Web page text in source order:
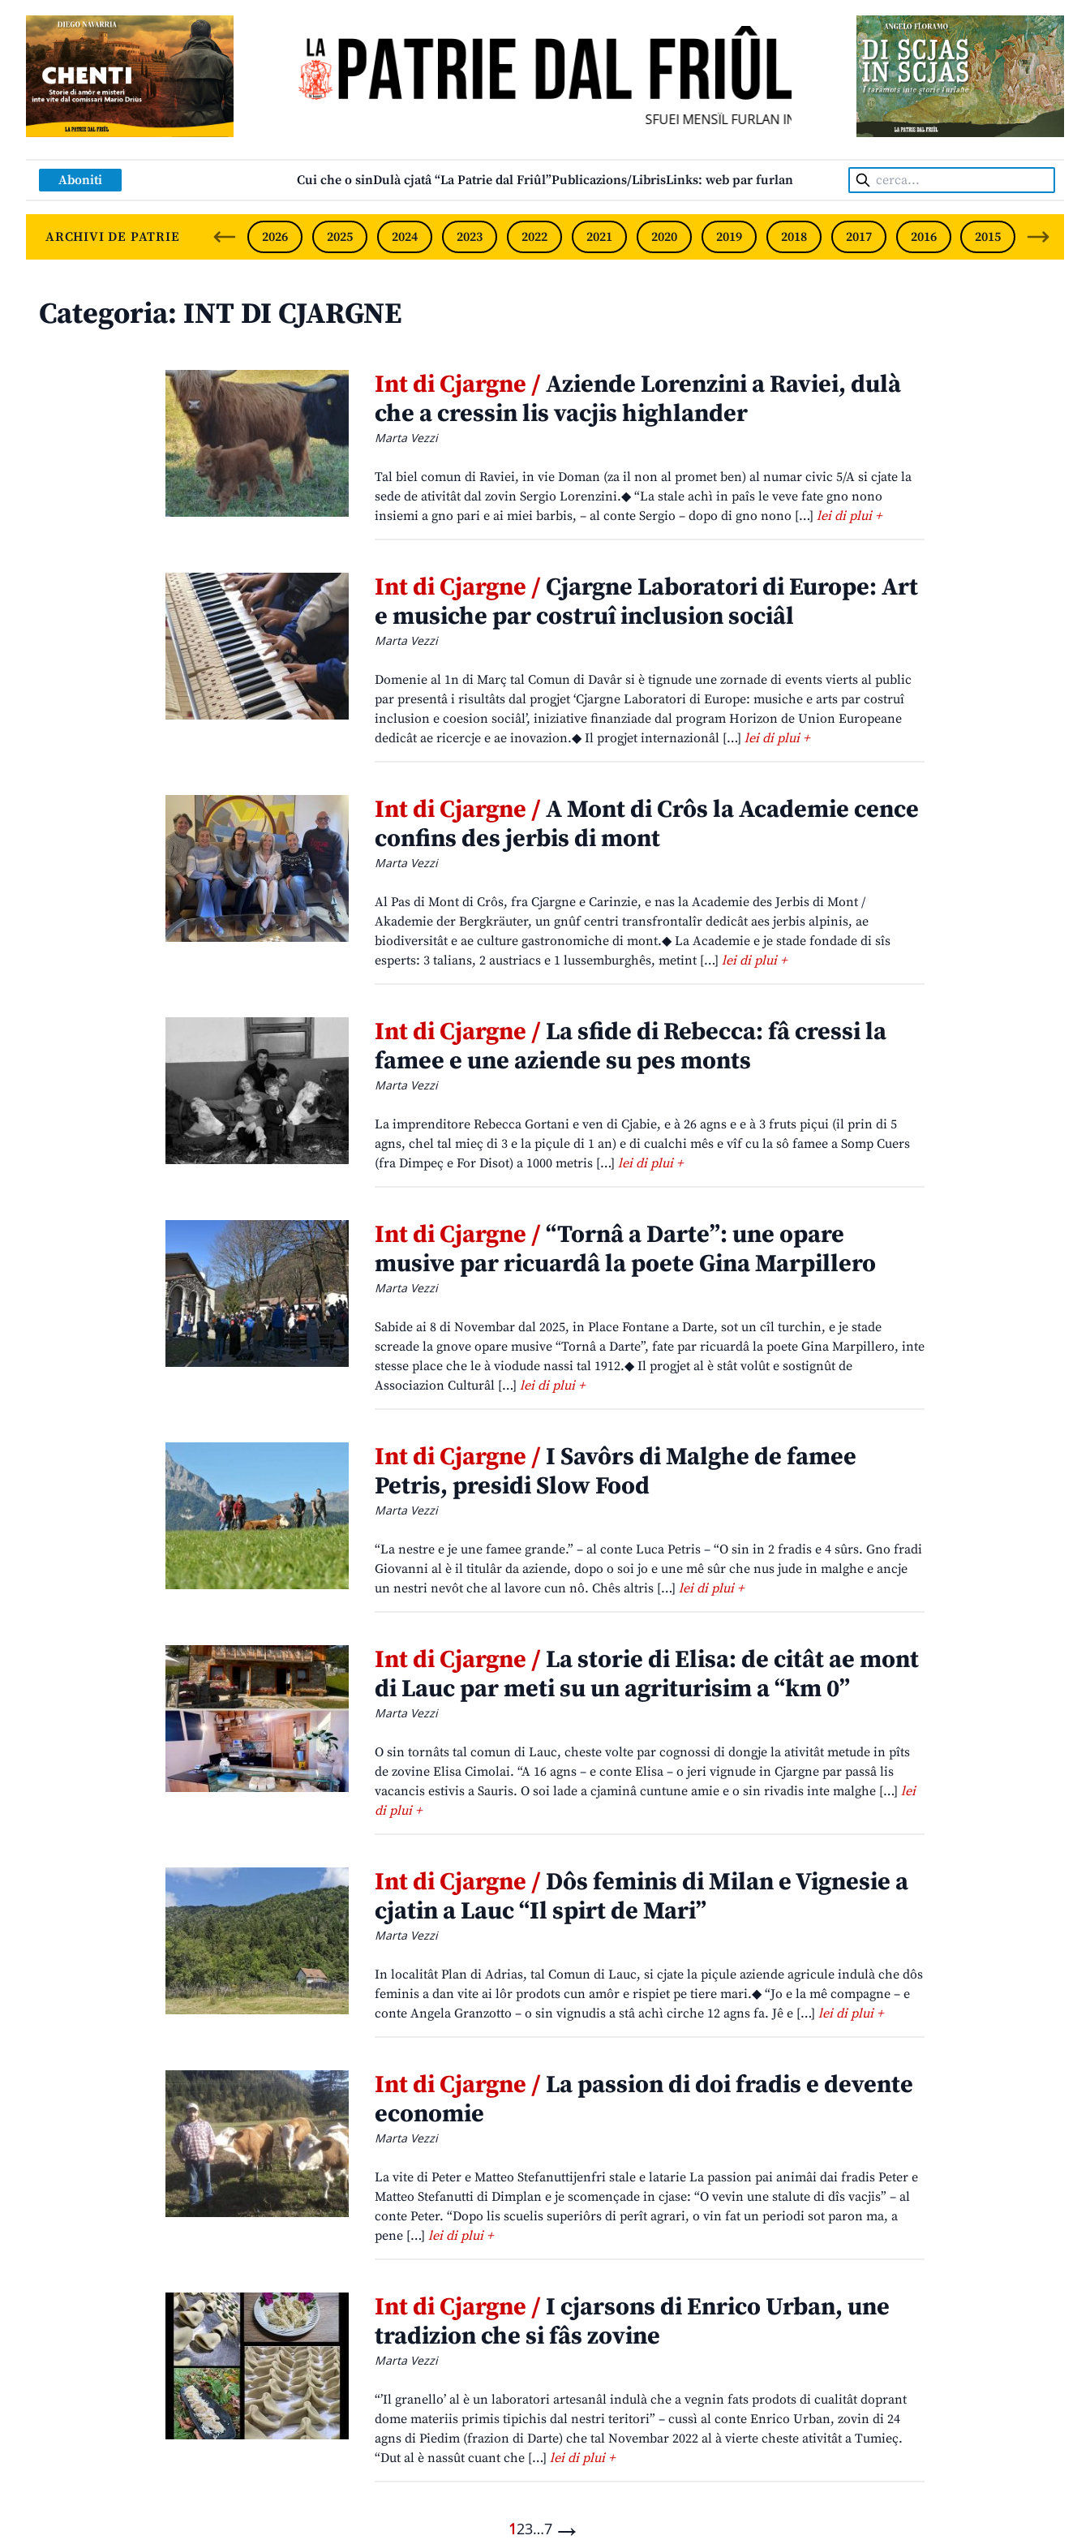
SFUEI MENSÎL FURLAN INDIPENDENT • INDEPENDENT FRIULIAN MONTHLY
Aboniti Cui che o sinDulà cjatâ “La Patrie dal Friûl”Publicazions/LibrisLinks: web par furlan Cerca:
ARCHIVI DE PATRIE 2026 2025 2024 2023 2022 2021 2020 2019 2018 2017 2016 2015 2014
Categoria: INT DI CJARGNE
Int di Cjargne /Aziende Lorenzini a Raviei, dulà
che a cressin lis vacjis highlander
Marta Vezzi
Tal biel comun di Raviei, in vie Doman (za il non al promet ben) al numar civic 5/A si cjate la
sede de ativitât dal zovin Sergio Lorenzini.◆ “La stale achì in paîs le veve fate gno nono
insiemi a gno pari e ai miei barbis, – al conte Sergio – dopo di gno nono […] lei di plui +
Int di Cjargne /Cjargne Laboratori di Europe: Art
e musiche par costruî inclusion sociâl
Marta Vezzi
Domenie al 1n di Març tal Comun di Davâr si è tignude une zornade di events vierts al public
par presentâ i risultâts dal progjet ‘Cjargne Laboratori di Europe: musiche e arts par costruî
inclusion e coesion sociâl’, iniziative finanziade dal program Horizon de Union Europeane
dedicât ae ricercje e ae inovazion.◆ Il progjet internazionâl […] lei di plui +
Int di Cjargne /A Mont di Crôs la Academie cence
confins des jerbis di mont
Marta Vezzi
Al Pas di Mont di Crôs, fra Cjargne e Carinzie, e nas la Academie des Jerbis di Mont /
Akademie der Bergkräuter, un gnûf centri transfrontalîr dedicât aes jerbis alpinis, ae
biodiversitât e ae culture gastronomiche di mont.◆ La Academie e je stade fondade di sîs
esperts: 3 talians, 2 austriacs e 1 lussemburghês, metint […] lei di plui +
Int di Cjargne /La sfide di Rebecca: fâ cressi la
famee e une aziende su pes monts
Marta Vezzi
La imprenditore Rebecca Gortani e ven di Cjabie, e à 26 agns e e à 3 fruts piçui (il prin di 5
agns, chel tal mieç di 3 e la piçule di 1 an) e di cualchi mês e vîf cu la sô famee a Somp Cuers
(fra Dimpeç e For Disot) a 1000 metris […] lei di plui +
Int di Cjargne /“Tornâ a Darte”: une opare
musive par ricuardâ la poete Gina Marpillero
Marta Vezzi
Sabide ai 8 di Novembar dal 2025, in Place Fontane a Darte, sot un cîl turchin, e je stade
screade la gnove opare musive “Tornâ a Darte”, fate par ricuardâ la poete Gina Marpillero, inte
stesse place che le à viodude nassi tal 1912.◆ Il progjet al è stât volût e sostignût de
Associazion Culturâl […] lei di plui +
Int di Cjargne /I Savôrs di Malghe de famee
Petris, presidi Slow Food
Marta Vezzi
“La nestre e je une famee grande.” – al conte Luca Petris – “O sin in 2 fradis e 4 sûrs. Gno fradi
Giovanni al è il titulâr da aziende, dopo o soi jo e une mê sûr che nus jude in malghe e ancje
un nestri nevôt che al lavore cun nô. Chês altris […] lei di plui +
Int di Cjargne /La storie di Elisa: de citât ae mont
di Lauc par meti su un agriturisim a “km 0”
Marta Vezzi
O sin tornâts tal comun di Lauc, cheste volte par cognossi di dongje la ativitât metude in pîts
de zovine Elisa Cimolai. “A 16 agns – e conte Elisa – o jeri vignude in Cjargne par passâ lis
vacancis estivis a Sauris. O soi lade a cjaminâ cuntune amie e o sin rivadis inte malghe […] lei
di plui +
Int di Cjargne /Dôs feminis di Milan e Vignesie a
cjatin a Lauc “Il spirt de Mari”
Marta Vezzi
In localitât Plan di Adrias, tal Comun di Lauc, si cjate la piçule aziende agricule indulà che dôs
feminis a dan vite ai lôr prodots cun amôr e rispiet pe tiere mari.◆ “Jo e la mê compagne – e
conte Angela Granzotto – o sin vignudis a stâ achì cirche 12 agns fa. Jê e […] lei di plui +
Int di Cjargne /La passion di doi fradis e devente
economie
Marta Vezzi
La vite di Peter e Matteo Stefanuttijenfri stale e latarie La passion pai animâi dai fradis Peter e
Matteo Stefanutti di Dimplan e je scomençade in cjase: “O vevin une stalute di dîs vacjis” – al
conte Peter. “Dopo lis scuelis superiôrs di perît agrari, o vin fat un periodi sot paron ma, a
pene […] lei di plui +
Int di Cjargne /I cjarsons di Enrico Urban, une
tradizion che si fâs zovine
Marta Vezzi
“’Il granello’ al è un laboratori artesanâl indulà che a vegnin fats prodots di cualitât doprant
dome materiis primis tipichis dal nestri teritori” – cussì al conte Enrico Urban, zovin di 24
agns di Piedim (frazion di Darte) che tal Novembar 2022 al à vierte cheste ativitât a Tumieç.
“Dut al è nassût cuant che […] lei di plui +
123…7 →